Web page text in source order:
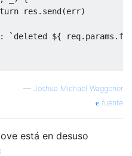
res . send(err)
: ` deleted ${ req. params .
— Joshua Michael Waggoner
fuente
está en desuso